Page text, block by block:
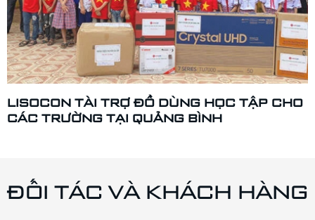
LISOCON TÀI TRỢ ĐỒ DÙNG HỌC TẬP CHO
CÁC TRƯỜNG TẠI QUẢNG BÌNH
ĐỐI TÁC VÀ KHÁCH HÀNG